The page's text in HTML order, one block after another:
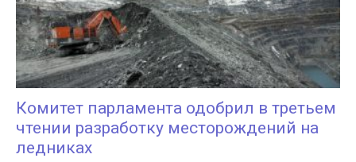
Комитет парламента одобрил в третьем
чтении разработку месторождений на
ледниках